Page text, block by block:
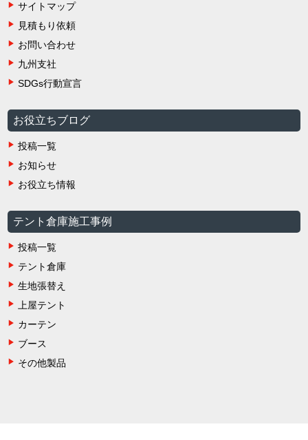
サイトマップ
見積もり依頼
お問い合わせ
九州支社
SDGs行動宣言
お役立ちブログ
投稿一覧
お知らせ
お役立ち情報
テント倉庫施工事例
投稿一覧
テント倉庫
生地張替え
上屋テント
カーテン
ブース
その他製品